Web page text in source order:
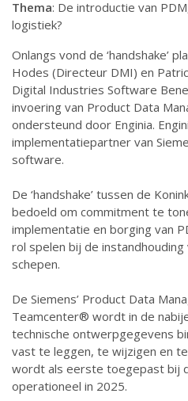
Thema: De introductie van
logistiek?
Onlangs vond de ‘handshake’
Hodes (Directeur DMI) en
Digital Industries Software
invoering van Product Data
ondersteund door Enginia.
implementatiepartner van
software.
De ‘handshake’ tussen de
bedoeld om commitment te
implementatie en borging van
rol spelen bij de instandhouding
schepen.
De Siemens’ Product Data
Teamcenter® wordt in de
technische ontwerpgegevens
vast te leggen, te wijzigen en
wordt als eerste toegepast bij
operationeel in 2025.